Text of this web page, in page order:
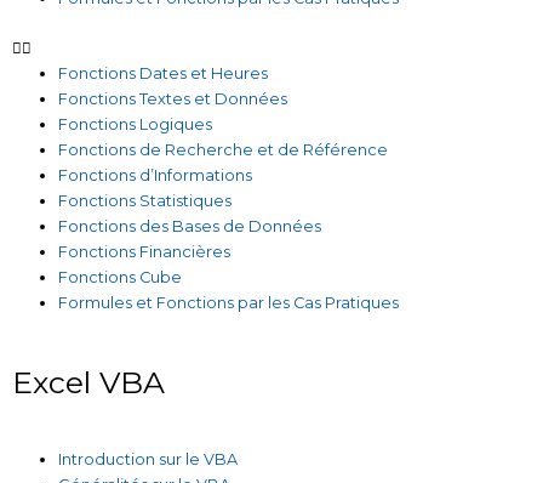
Fonctions Dates et Heures
Fonctions Textes et Données
Fonctions Logiques
Fonctions de Recherche et de Référence
Fonctions d’Informations
Fonctions Statistiques
Fonctions des Bases de Données
Fonctions Financières
Fonctions Cube
Formules et Fonctions par les Cas Pratiques
Excel VBA
Introduction sur le VBA